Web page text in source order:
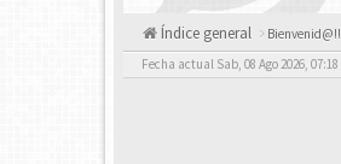
Índice general Bienvenid@!!
Fecha actual Sab, 08 Ago 2026, 07:18